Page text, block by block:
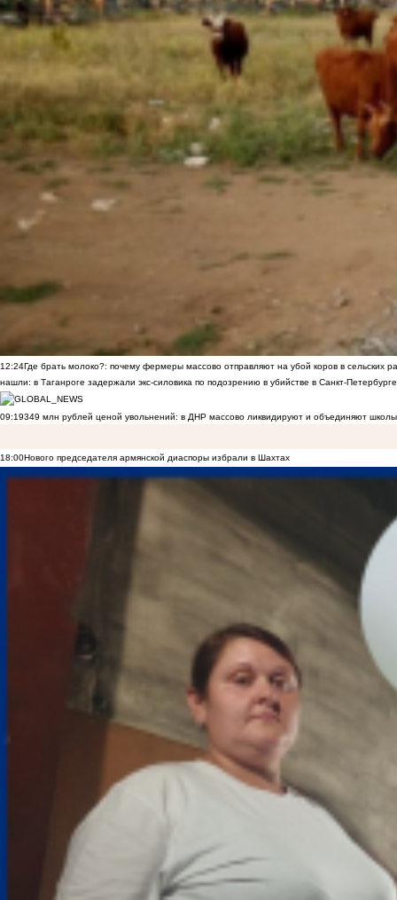
12:24Где брать молоко?: почему фермеры массово отправляют на убой коров в сельских
нашли: в Таганроге задержали экс-силовика по подозрению в убийстве в Санкт-Петербурге
09:19349 млн рублей ценой увольнений: в ДНР массово ликвидируют и объединяют
18:00Нового председателя армянской диаспоры избрали в Шахтах